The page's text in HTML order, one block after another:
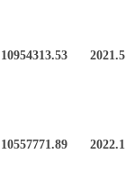
10954313.53 2021.5
10557771.89 2022.1